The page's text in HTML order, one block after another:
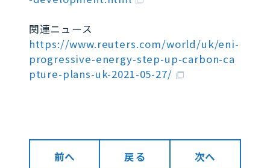
関連ニュース
https://www.reuters.com/world/uk/eni-
progressive-energy-step-up-carbon-ca
pture-plans-uk-2021-05-27/
前へ 戻る 次へ